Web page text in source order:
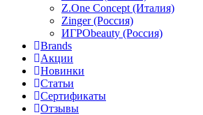
Z.One Concept (Италия)
Zinger (Россия)
ИГРОbeauty (Россия)
Brands
Акции
Новинки
Статьи
Сертификаты
Отзывы